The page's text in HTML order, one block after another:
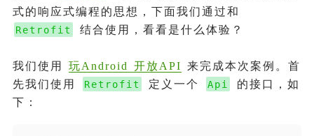
式的响应式编程的思想，下面我们通过和
Retrofit 结合使用，看看是什么体验？
我们使用 玩Android 开放API 来完成本次案例。首
先我们使用
Retrofit 定义一个 Api
的接口，如
下：